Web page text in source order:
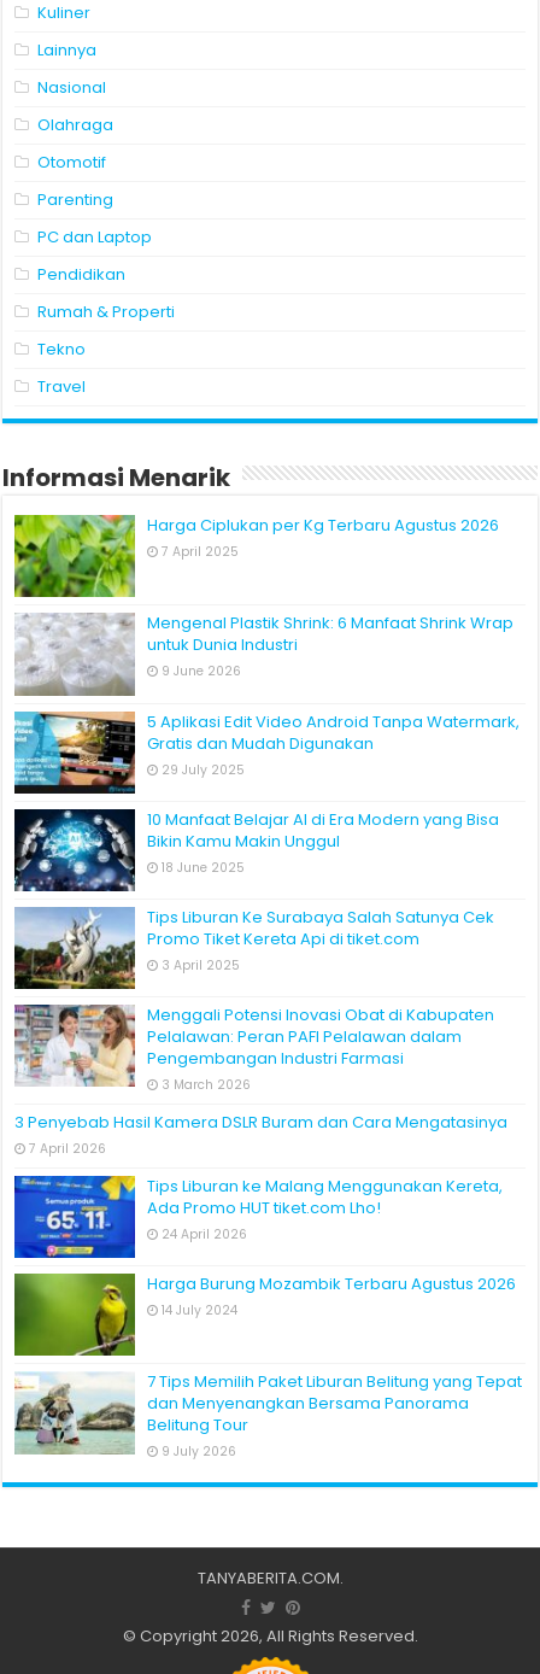
Kuliner
Lainnya
Nasional
Olahraga
Otomotif
Parenting
PC dan Laptop
Pendidikan
Rumah & Properti
Tekno
Travel
Informasi Menarik
Harga Ciplukan per Kg Terbaru Agustus 2026
7 April 2025
Mengenal Plastik Shrink: 6 Manfaat Shrink Wrap
untuk Dunia Industri
9 June 2026
5 Aplikasi Edit Video Android Tanpa Watermark,
Gratis dan Mudah Digunakan
29 July 2025
10 Manfaat Belajar AI di Era Modern yang Bisa
Bikin Kamu Makin Unggul
18 June 2025
Tips Liburan Ke Surabaya Salah Satunya Cek
Promo Tiket Kereta Api di tiket.com
3 April 2025
Menggali Potensi Inovasi Obat di Kabupaten
Pelalawan: Peran PAFI Pelalawan dalam
Pengembangan Industri Farmasi
3 March 2026
3 Penyebab Hasil Kamera DSLR Buram dan Cara Mengatasinya
7 April 2026
Tips Liburan ke Malang Menggunakan Kereta,
Ada Promo HUT tiket.com Lho!
24 April 2026
Harga Burung Mozambik Terbaru Agustus 2026
14 July 2024
7 Tips Memilih Paket Liburan Belitung yang Tepat
dan Menyenangkan Bersama Panorama
Belitung Tour
9 July 2026
TANYABERITA.COM.
© Copyright 2026, All Rights Reserved.